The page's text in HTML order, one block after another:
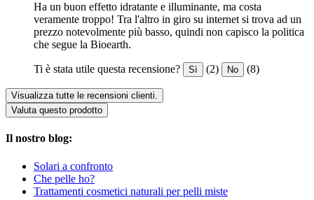
Ha un buon effetto idratante e illuminante, ma costa
veramente troppo! Tra l'altro in giro su internet si trova ad un
prezzo notevolmente più basso, quindi non capisco la politica
che segue la Bioearth.
Ti è stata utile questa recensione? Sì (2) No (8)
Visualizza tutte le recensioni clienti.
Valuta questo prodotto
Il nostro blog:
Solari a confronto
Che pelle ho?
Trattamenti cosmetici naturali per pelli miste